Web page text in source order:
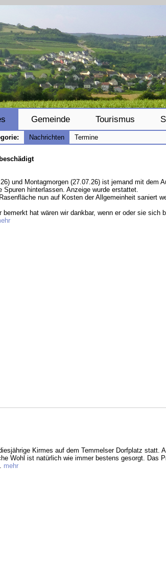
Gemeinde Tourismus
Nachrichten Termine
und Montagmorgen (27.07.26) ist jemand mit dem
Spuren hinterlassen. Anzeige wurde erstattet.
nun auf Kosten der Allgemeinheit saniert
bemerkt hat wären wir dankbar, wenn er oder sie sich
Kirmes auf dem Temmelser Dorfplatz statt.
Wohl ist natürlich wie immer bestens gesorgt. Das
mehr